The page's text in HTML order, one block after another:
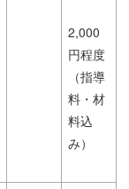
2,000
円程度
（指導
料・材
料込
み）